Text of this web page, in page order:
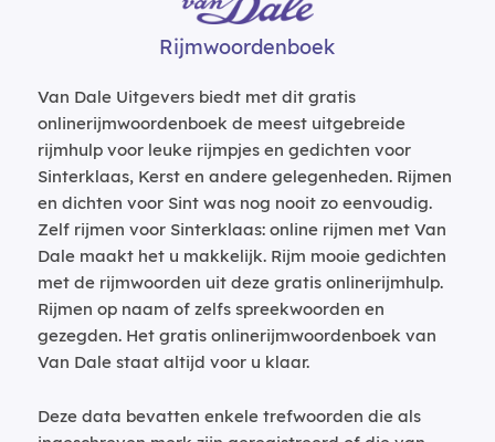
Rijmwoordenboek
Van Dale Uitgevers biedt met dit gratis
onlinerijmwoordenboek de meest uitgebreide
rijmhulp voor leuke rijmpjes en gedichten voor
Sinterklaas, Kerst en andere gelegenheden. Rijmen
en dichten voor Sint was nog nooit zo eenvoudig.
Zelf rijmen voor Sinterklaas: online rijmen met Van
Dale maakt het u makkelijk. Rijm mooie gedichten
met de rijmwoorden uit deze gratis onlinerijmhulp.
Rijmen op naam of zelfs spreekwoorden en
gezegden. Het gratis onlinerijmwoordenboek van
Van Dale staat altijd voor u klaar.
Deze data bevatten enkele trefwoorden die als